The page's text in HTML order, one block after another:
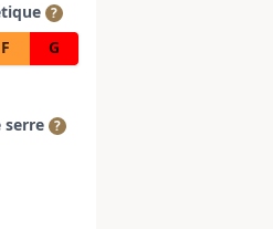
?
F
G
serre ?